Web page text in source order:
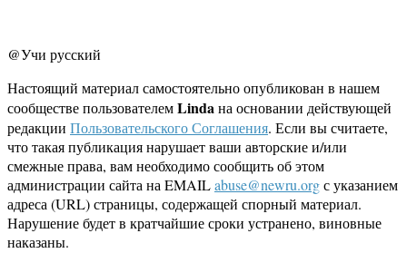
@Учи русский
Настоящий материал самостоятельно опубликован в нашем
сообществе пользователемLindaна основании действующей
редакции Пользовательского Соглашения. Если вы считаете,
что такая публикация нарушает ваши авторские и/или
смежные права, вам необходимо сообщить об этом
администрации сайта на EMAILabuse@newru.orgс указанием
адреса (URL) страницы, содержащей спорный материал.
Нарушение будет в кратчайшие сроки устранено, виновные
наказаны.